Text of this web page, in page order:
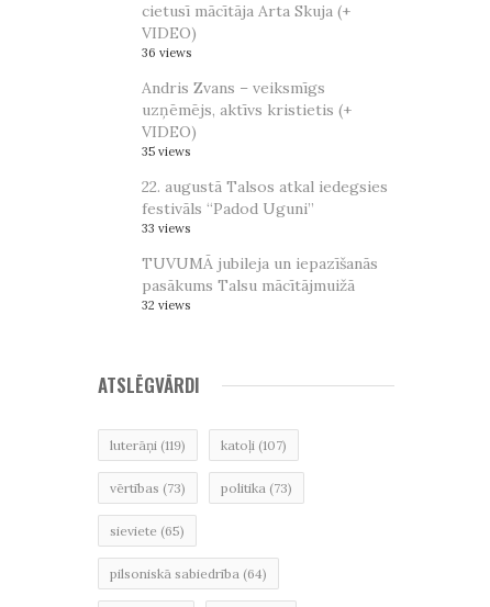
cietusī mācītāja Arta Skuja (+
VIDEO)
36 views
Andris Zvans – veiksmīgs
uzņēmējs, aktīvs kristietis (+
VIDEO)
35 views
22. augustā Talsos atkal iedegsies
festivāls “Padod Uguni”
33 views
TUVUMĀ jubileja un iepazīšanās
pasākums Talsu mācītājmuižā
32 views
ATSLĒGVĀRDI
luterāņi (119) katoļi (107)
vērtības (73) politika (73)
sieviete (65)
pilsoniskā sabiedrība (64)